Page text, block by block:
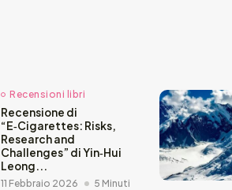
Recensioni libri
Recensione di
“E‑Cigarettes: Risks,
Research and
Challenges” di Yin‑Hui
Leong...
11 Febbraio 2026 5 Minuti